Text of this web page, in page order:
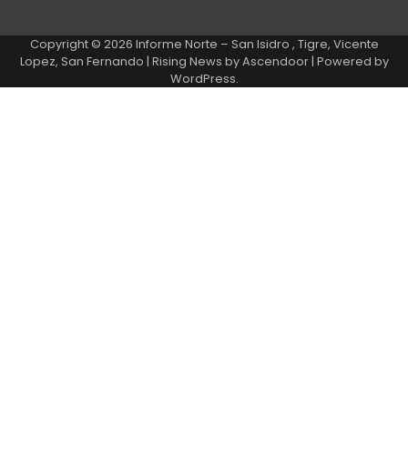
Copyright © 2026 Informe Norte – San Isidro , Tigre, Vicente
Lopez, San Fernando | Rising News byAscendoor| Powered by
WordPress.